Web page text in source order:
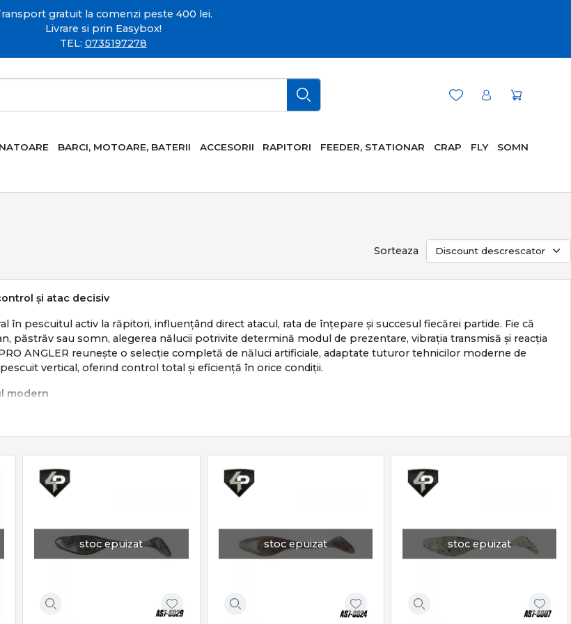
gratuit la comenzi peste 400 lei.
Livrare si prin Easybox!
TEL: 0735197278
BARCI, MOTOARE, BATERII ACCESORII RAPITORI FEEDER, STATIONAR CRAP FLY SOMN
Sorteaza
și atac decisiv
în pescuitul activ la răpitori, influențând direct atacul, rata de înțepare și succesul fiecărei partide. Fie că
păstrăv sau somn, alegerea nălucii potrivite determină modul de prezentare, vibrația transmisă și reacția
ANGLER reunește o selecție completă de năluci artificiale, adaptate tuturor tehnicilor moderne de
vertical, oferind control total și eficiență în orice condiții.
modern
atac
și temperatură
adâncimii și recuperării
și prezentare naturală
stoc epuizat stoc epuizat stoc epuizat